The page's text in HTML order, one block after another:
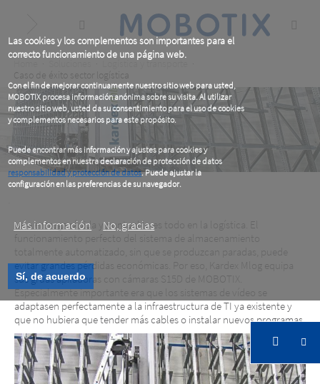
Las cookies y los complementos son importantes para el
correcto funcionamiento de una página web.
Con el fin de mejorar continuamente nuestro sitio web para usted,
MOBOTIX procesa información anónima sobre su visita. Al utilizar
nuestro sitio web, usted da su consentimiento para el uso de cookies
y complementos necesarios para este propósito.
Puede encontrar más información y ajustes para cookies y
complementos en nuestra declaración de protección de datos
responsabilidad y protección de datos. Puede ajustar la
configuración en las preferencias de su navegador.
Más información
No, gracias
Sí, de acuerdo
content
Breadcrumb
Logística y transporte
Caso de éxito sector logística
Una entrega rápida y puntual lo es todo en la logística. El
funcionamiento perfecto del sistema de almacenamiento
totalmente automatizado, sin que se produzcan paradas, puede
evitar grandes pérdidas económicas. Por eso, Kardex Mlog equipa
sus grúas apiladoras con cámaras S15D de MOBOTIX.
Especialmente importante era que los sistemas de vídeo se
adaptasen perfectamente a la infraestructura de TI ya existente y
que no hubiera que tender más cables o instalar nuevos programas.